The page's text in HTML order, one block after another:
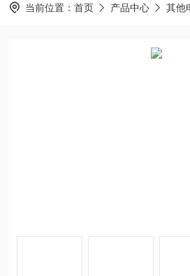
当前位置： 首页 产品中心 其他